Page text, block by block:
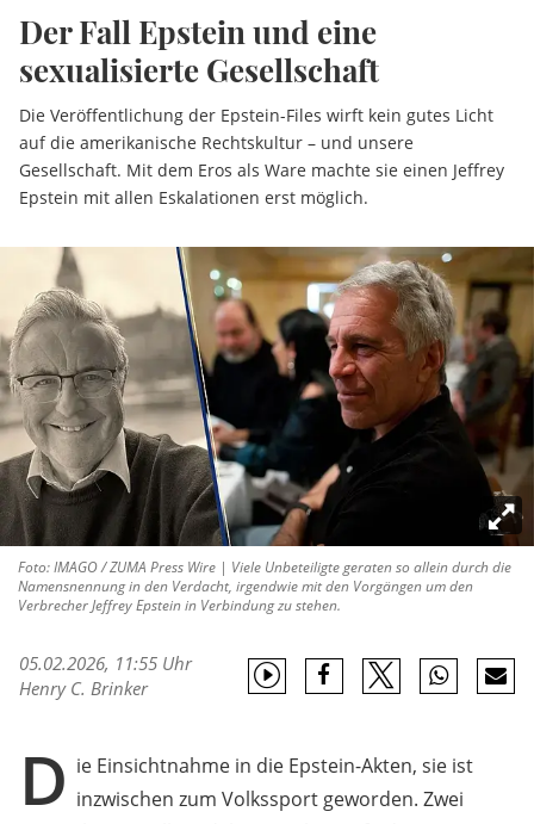
Der Fall Epstein und eine
sexualisierte Gesellschaft
Die Veröffentlichung der Epstein-Files wirft kein gutes Licht
auf die amerikanische Rechtskultur – und unsere
Gesellschaft. Mit dem Eros als Ware machte sie einen Jeffrey
Epstein mit allen Eskalationen erst möglich.
Foto: IMAGO / ZUMA Press Wire | Viele Unbeteiligte geraten so allein durch die
Namensnennung in den Verdacht, irgendwie mit den Vorgängen um den
Verbrecher Jeffrey Epstein in Verbindung zu stehen.
05.02.2026, 11:55 Uhr
Henry C. Brinker
D ie Einsichtnahme in die Epstein-Akten, sie ist
inzwischen zum Volkssport geworden. Zwei